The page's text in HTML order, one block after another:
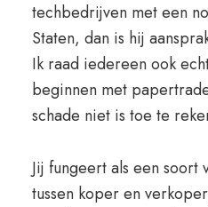
techbedrijven met een
Staten, dan is hij
Ik raad iedereen ook
beginnen met
schade niet is toe te
Jij fungeert als een soort
tussen koper en